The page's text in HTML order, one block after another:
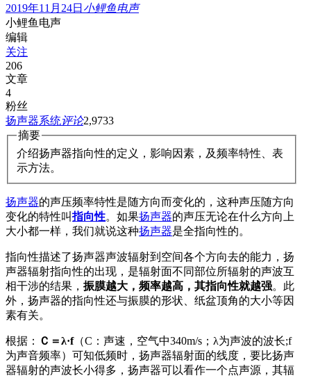
2019年11月24日 小鲤鱼电声
小鲤鱼电声
编辑
关注
206
文章
4
粉丝
扬声器系统评论2,9733
摘要
介绍扬声器指向性的定义，影响因素，及频率特性、表
示方法。
扬声器的声压频率特性是随方向而变化的，这种声压随方向
变化的特性叫指向性。如果扬声器的声压无论在什么方向上
大小都一样，我们就说这种扬声器是全指向性的。
指向性描述了扬声器声波辐射到空间各个方向去的能力，扬
声器辐射指向性的出现，是辐射面不同部位所辐射的声波互
相干涉的结果， 振膜越大，频率越高，其指向性就越强。此
外，扬声器的指向性还与振膜的形状、纸盆顶角的大小等因
素有关。
根据： Ｃ＝λ·f（C：声速，空气中340m/s；λ为声波的波长;f
为声音频率）可知低频时，扬声器辐射面的线度，要比扬声
器辐射的声波长小得多，扬声器可以看作一个点声源，其辐